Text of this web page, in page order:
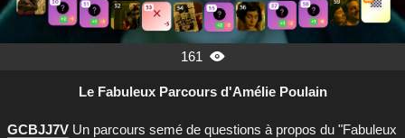
161 
Le Fabuleux Parcours d'Amélie Poulain
GCBJJ7V Un parcours semé de questions à propos du "Fabuleux